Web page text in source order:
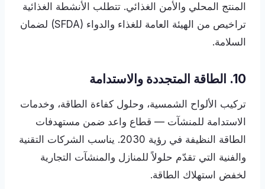
المنتج المحلي والأمن الغذائي. تتطلب الأنشطة الغذائية
تراخيص من الهيئة العامة للغذاء والدواء (SFDA) لضمان
السلامة.
10. الطاقة المتجددة والاستدامة
تركيب الألواح الشمسية، وحلول كفاءة الطاقة، وخدمات
الاستدامة للمنشآت — قطاع واعد ضمن مستهدفات
الطاقة النظيفة في رؤية 2030. يناسب الشركات التقنية
والفنية التي تقدّم حلولاً للمنازل والمنشآت التجارية
لخفض استهلاك الطاقة.